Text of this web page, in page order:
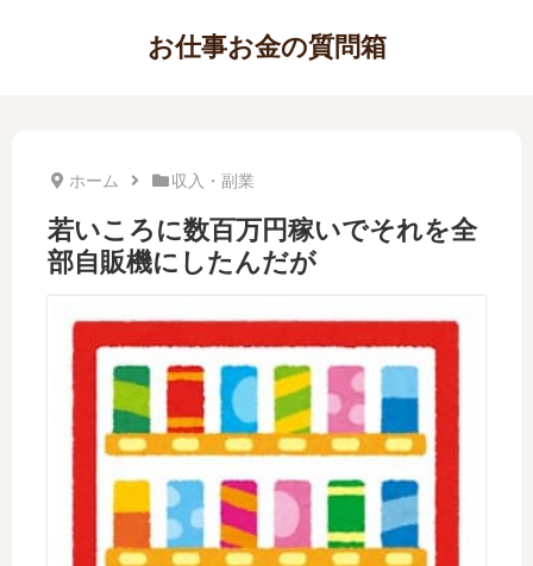
お仕事お金の質問箱
ホーム 収入・副業
若いころに数百万円稼いでそれを全
部自販機にしたんだが